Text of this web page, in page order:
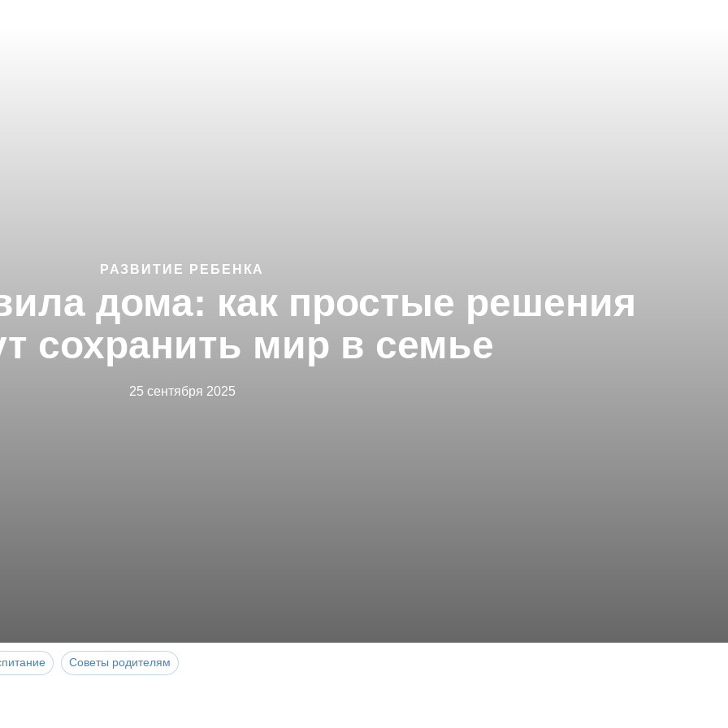
РАЗВИТИЕ РЕБЕНКА
дома: как простые решения
сохранить мир в семье
25 сентября 2025
Советы родителям